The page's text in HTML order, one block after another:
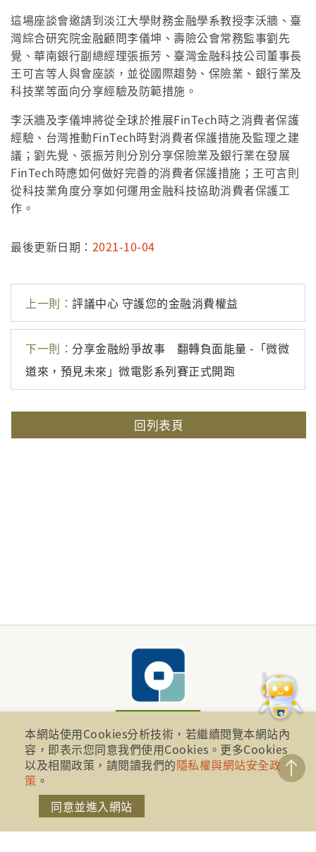
這場座談會邀請到淡江大學財務金融學系教授李沃牆、臺
灣綜合研究院金融顧問李儀坤、壽險公會常務監事劉先
覺、華南銀行副總經理張振芳、臺灣金融科技公司董事長
王可言等人與會座談，並從國際趨勢、保險業、銀行業及
科技業等面向分享經驗及防範措施。
李沃牆及李儀坤將從全球於推展FinTech時之消費者保護
經驗、台灣推動FinTech時對消費者保護措施及監理之建
議；劉先覺、張振芳則分別分享保險業及銀行業在發展
FinTech時應如何做好完善的消費者保護措施；王可言則
從科技業角度分享如何運用金融科技協助消費者保護工
作。
最後更新日期： 2021-10-04
上一則： 評議中心 守護您的金融消費權益
下一則： 分享金融紛爭故事 翻轉負面能量 -「微微
道來，預見未來」微電影系列賽正式開跑
回列表頁
財團法人金融消費評議中心 著作權所有
地址：10041台北市忠孝西路一段四號17樓(崇聖大樓)
電話：886-2-2316-1288
本網站使用Cookies分析技術，若繼續閱覽本網站內
容，即表示您同意我們使用Cookies。更多Cookies
以及相關政策，請閱讀我們的隱私權與網站安全政
策 。
同意並進入網站